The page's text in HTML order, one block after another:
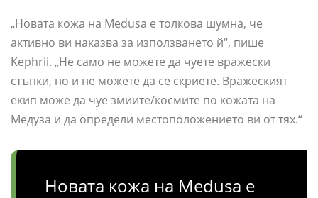
„Новата кожа на Medusa е толкова шумна, че
активно ви наказва за използването й“, пише
Kephrii. „Не само не можете да чуете вражески
стъпки, но и не можете да се скриете. Вражеският
екип може да чуе змиите/космите по кожата на
Медуза и да определи местоположението ви от тях.“
Новата кожа на Medusa е